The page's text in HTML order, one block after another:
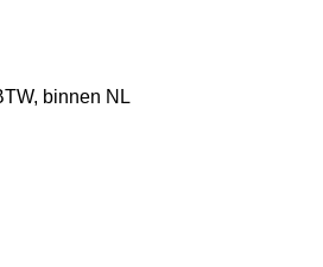
binnen NL